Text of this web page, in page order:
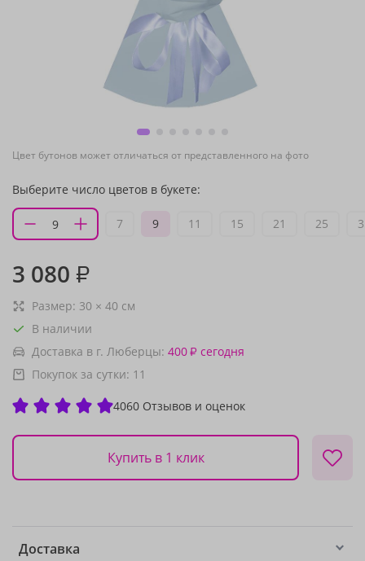
Цвет бутонов может отличаться от представленного на фото
Выберите число цветов в букете:
7 9 11 15 21 25
3 080 ₽
Размер: 30 × 40 см
В наличии
Доставка в г. Люберцы: 400₽ сегодня
Покупок за сутки: 11
4060 Отзывов и оценок
Купить в 1 клик
Доставка